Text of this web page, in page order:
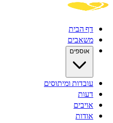
דף הבית
משאבים
אוספים
עובדות ומיתוסים
דעות
אויבים
אודות